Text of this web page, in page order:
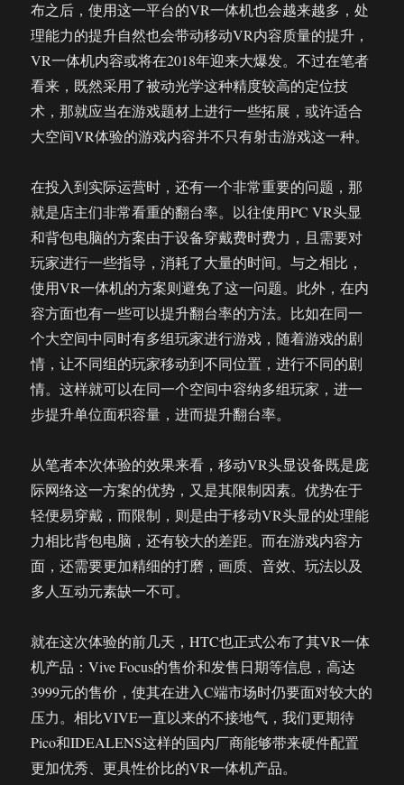
布之后，使用这一平台的VR一体机也会越来越多，处
理能力的提升自然也会带动移动VR内容质量的提升，
VR一体机内容或将在2018年迎来大爆发。不过在笔者
看来，既然采用了被动光学这种精度较高的定位技
术，那就应当在游戏题材上进行一些拓展，或许适合
大空间VR体验的游戏内容并不只有射击游戏这一种。
在投入到实际运营时，还有一个非常重要的问题，那
就是店主们非常看重的翻台率。以往使用PC VR头显
和背包电脑的方案由于设备穿戴费时费力，且需要对
玩家进行一些指导，消耗了大量的时间。与之相比，
使用VR一体机的方案则避免了这一问题。此外，在内
容方面也有一些可以提升翻台率的方法。比如在同一
个大空间中同时有多组玩家进行游戏，随着游戏的剧
情，让不同组的玩家移动到不同位置，进行不同的剧
情。这样就可以在同一个空间中容纳多组玩家，进一
步提升单位面积容量，进而提升翻台率。
从笔者本次体验的效果来看，移动VR头显设备既是庞
际网络这一方案的优势，又是其限制因素。优势在于
轻便易穿戴，而限制，则是由于移动VR头显的处理能
力相比背包电脑，还有较大的差距。而在游戏内容方
面，还需要更加精细的打磨，画质、音效、玩法以及
多人互动元素缺一不可。
就在这次体验的前几天，HTC也正式公布了其VR一体
机产品：Vive Focus的售价和发售日期等信息，高达
3999元的售价，使其在进入C端市场时仍要面对较大的
压力。相比VIVE一直以来的不接地气，我们更期待
Pico和IDEALENS这样的国内厂商能够带来硬件配置
更加优秀、更具性价比的VR一体机产品。